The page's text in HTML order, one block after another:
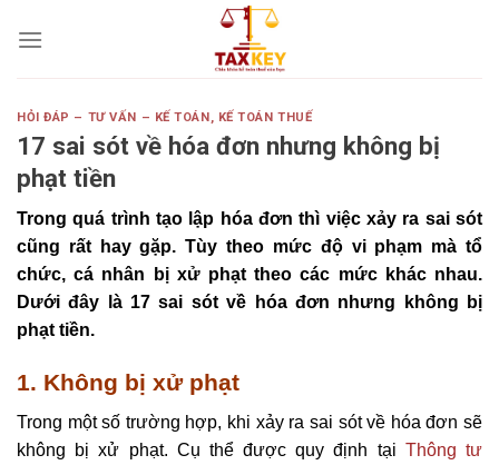
HỎI ĐÁP – TƯ VẤN – KẾ TOÁN, KẾ TOÁN THUẾ
17 sai sót về hóa đơn nhưng không bị
phạt tiền
Trong quá trình tạo lập hóa đơn thì việc xảy ra sai sót
cũng rất hay gặp. Tùy theo mức độ vi phạm mà tổ
chức, cá nhân bị xử phạt theo các mức khác nhau.
Dưới đây là 17 sai sót về hóa đơn nhưng không bị
phạt tiền.
1. Không bị xử phạt
Trong một số trường hợp, khi xảy ra sai sót về hóa đơn sẽ
không bị xử phạt. Cụ thể được quy định tại Thông tư